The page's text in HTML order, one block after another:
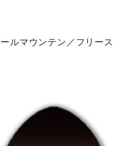
ルマウンテン／フリー